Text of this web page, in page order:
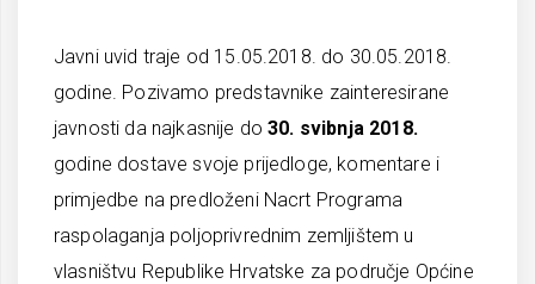
Javni uvid traje od 15.05.2018. do 30.05.2018.
godine. Pozivamo predstavnike zainteresirane
javnosti da najkasnije do30. svibnja 2018.
godine dostave svoje prijedloge, komentare i
primjedbe na predloženi Nacrt Programa
raspolaganja poljoprivrednim zemljištem u
vlasništvu Republike Hrvatske za područje Općine